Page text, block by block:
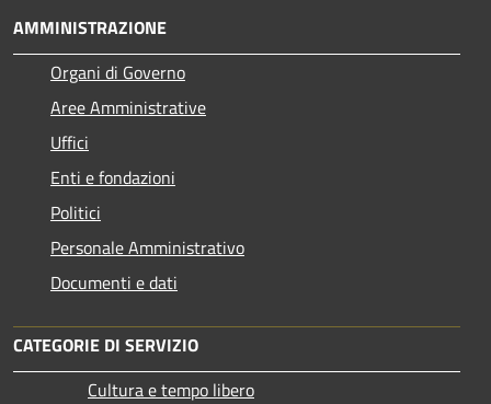
AMMINISTRAZIONE
Organi di Governo
Aree Amministrative
Uffici
Enti e fondazioni
Politici
Personale Amministrativo
Documenti e dati
CATEGORIE DI SERVIZIO
Cultura e tempo libero